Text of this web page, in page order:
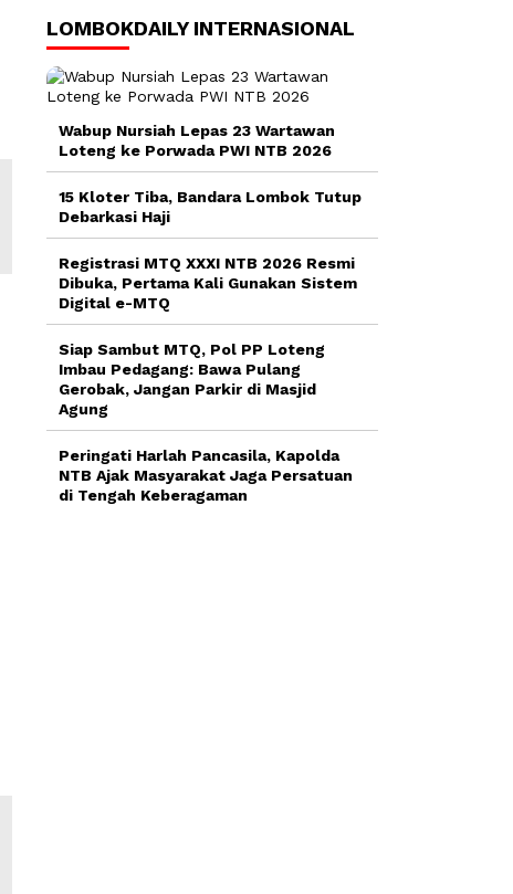
LOMBOKDAILY INTERNASIONAL
Wabup Nursiah Lepas 23 Wartawan
Loteng ke Porwada PWI NTB 2026
15 Kloter Tiba, Bandara Lombok Tutup
Debarkasi Haji
Registrasi MTQ XXXI NTB 2026 Resmi
Dibuka, Pertama Kali Gunakan Sistem
Digital e-MTQ
Siap Sambut MTQ, Pol PP Loteng
Imbau Pedagang: Bawa Pulang
Gerobak, Jangan Parkir di Masjid
Agung
Peringati Harlah Pancasila, Kapolda
NTB Ajak Masyarakat Jaga Persatuan
di Tengah Keberagaman